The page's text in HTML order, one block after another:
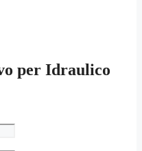
per Idraulico